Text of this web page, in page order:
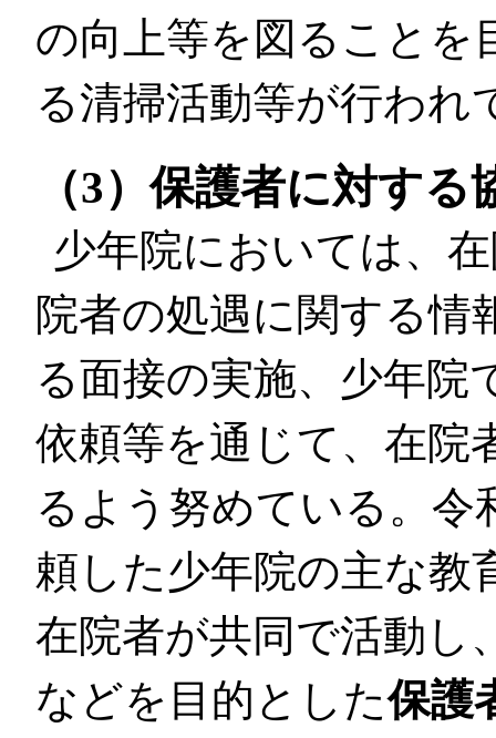
の向上等を図ることを
る清掃活動等が行われ
（3）保護者に対す
少年院においては、
院者の処遇に関する情
る面接の実施、少年院
依頼等を通じて、在院
るよう努めている。令
頼した少年院の主な教
在院者が共同で活動し
などを目的とした保護